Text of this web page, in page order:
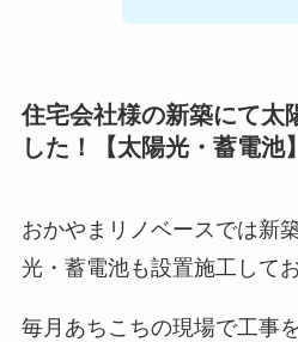
住宅会社様の新築にて太
した！【太陽光・蓄電池】
おかやまリノベースでは新
光・蓄電池も設置施工して
毎月あちこちの現場で工事